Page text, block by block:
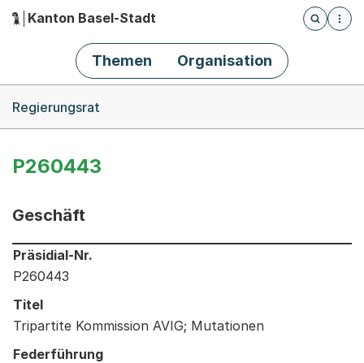
Hauptnavigation
Kanton Basel-Stadt
Öffnet
Themen Organisation
Regierungsrat
P260443
Geschäft
Informationen zum Ausgewählten Geschäft
Präsidial-Nr.
P260443
Titel
Tripartite Kommission AVIG; Mutationen
Federführung